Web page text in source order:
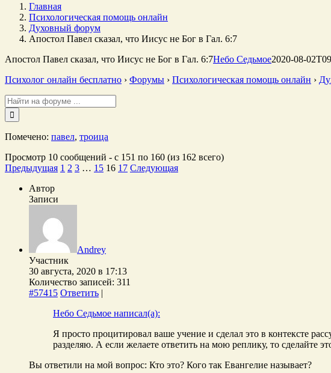
Главная
Психологическая помощь онлайн
Духовный форум
Апостол Павел сказал, что Иисус не Бог в Гал. 6:7
Апостол Павел сказал, что Иисус не Бог в Гал. 6:7Небо Седьмое2020-08-
Психолог онлайн бесплатно › Форумы › Психологическая помощь онлайн ›
Поиск:
Помечено: павел, троица
Просмотр 10 сообщений - с 151 по 160 (из 162 всего)
Предыдущая 1 2 3 … 15 16 17 Следующая
Автор
Записи
Andrey
Участник
30 августа, 2020 в 17:13
Количество записей: 311
#57415 Ответить |
Небо Седьмое написал(а):
Я просто процитировал ваше учение и сделал это в контексте
разделяю. А если желаете ответить на мою реплику, то сделайте
Вы ответили на мой вопрос: Кто это? Кого так Евангелие называет?